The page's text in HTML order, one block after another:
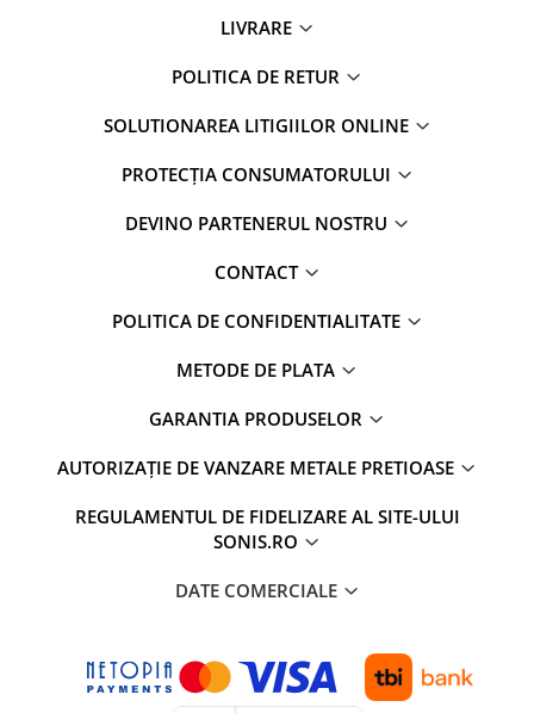
LIVRARE
POLITICA DE RETUR
SOLUTIONAREA LITIGIILOR ONLINE
PROTECȚIA CONSUMATORULUI
DEVINO PARTENERUL NOSTRU
CONTACT
POLITICA DE CONFIDENTIALITATE
METODE DE PLATA
GARANTIA PRODUSELOR
AUTORIZAȚIE DE VANZARE METALE PRETIOASE
REGULAMENTUL DE FIDELIZARE AL SITE-ULUI
SONIS.RO
DATE COMERCIALE